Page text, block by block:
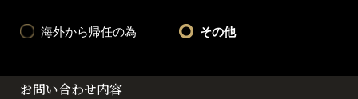
海外から帰任の為 その他
お問い合わせ内容